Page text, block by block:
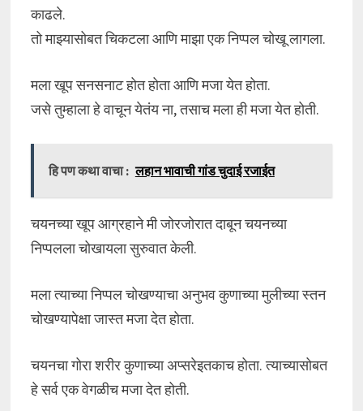
काढले.
तो माझ्यासोबत चिकटला आणि माझा एक निप्पल चोखू लागला.
मला खूप सनसनाट होत होता आणि मजा येत होता.
जसे तुम्हाला हे वाचून येतंय ना, तसाच मला ही मजा येत होती.
हि पण कथा वाचा : लहान भावाची गांड चुदाई रजाईत
चयनच्या खूप आग्रहाने मी जोरजोरात दाबून चयनच्या
निप्पलला चोखायला सुरुवात केली.
मला त्याच्या निप्पल चोखण्याचा अनुभव कुणाच्या मुलीच्या स्तन
चोखण्यापेक्षा जास्त मजा देत होता.
चयनचा गोरा शरीर कुणाच्या अप्सरेइतकाच होता. त्याच्यासोबत
हे सर्व एक वेगळीच मजा देत होती.